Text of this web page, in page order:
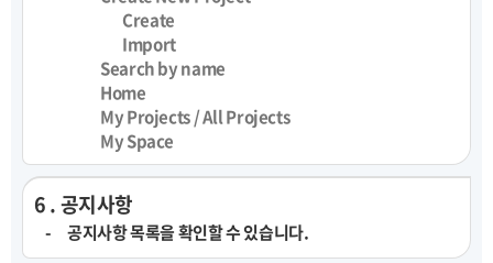
Create
Import
Search by name
Home
My Projects / All Projects
My Space
6 . 공지사항
공지사항 목록을 확인할 수 있습니다.